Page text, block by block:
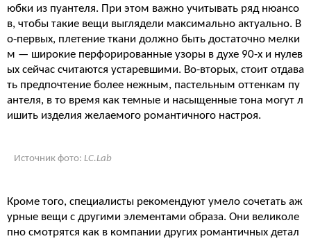
юбки из пуантеля. При этом важно учитывать ряд нюансо
в, чтобы такие вещи выглядели максимально актуально. В
о-первых, плетение ткани должно быть достаточно мелки
м — широкие перфорированные узоры в духе 90-х и нулев
ых сейчас считаются устаревшими. Во-вторых, стоит отдава
ть предпочтение более нежным, пастельным оттенкам пу
антеля, в то время как темные и насыщенные тона могут л
ишить изделия желаемого романтичного настроя.
Источник фото: LC.Lab
Кроме того, специалисты рекомендуют умело сочетать аж
урные вещи с другими элементами образа. Они великоле
пно смотрятся как в компании других романтичных детал